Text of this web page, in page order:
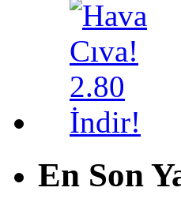
En Son